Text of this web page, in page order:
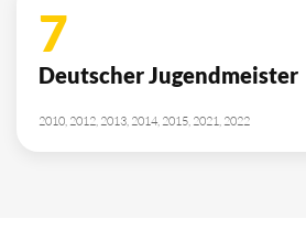
7
Deutscher Jugendmeister
2010, 2012, 2013, 2014, 2015, 2021, 2022